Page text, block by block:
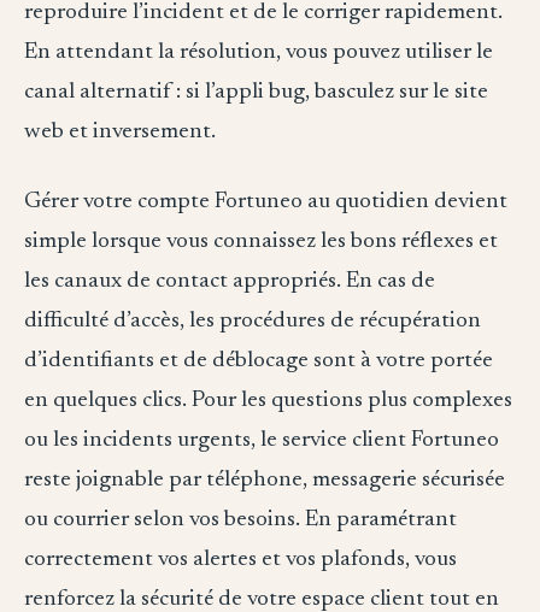
reproduire l’incident et de le corriger rapidement.
En attendant la résolution, vous pouvez utiliser le
canal alternatif : si l’appli bug, basculez sur le site
web et inversement.
Gérer votre compte Fortuneo au quotidien devient
simple lorsque vous connaissez les bons réflexes et
les canaux de contact appropriés. En cas de
difficulté d’accès, les procédures de récupération
d’identifiants et de déblocage sont à votre portée
en quelques clics. Pour les questions plus complexes
ou les incidents urgents, le service client Fortuneo
reste joignable par téléphone, messagerie sécurisée
ou courrier selon vos besoins. En paramétrant
correctement vos alertes et vos plafonds, vous
renforcez la sécurité de votre espace client tout en